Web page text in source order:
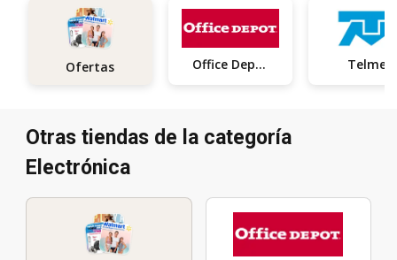
Ofertas Office Depot Telmex
Otras tiendas de la categoría
Electrónica